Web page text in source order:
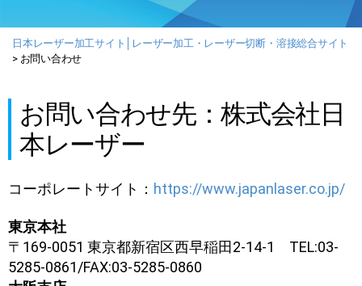
ト
│
レ
加
工・
ー
接
総
日本レーザー加工サイト│レーザー加工・レーザー切断・溶接総合サイト
> お問い合わせ
お問い合わせ先：株式会社日
本レーザー
​​コーポレートサイト： https://www.japanlaser.co.jp/
東京本社
〒169-0051 東京都新宿区西早稲田2-14-1 TEL:03-
5285-0861/FAX:03-5285-0860